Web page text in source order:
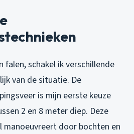
falen, schakel ik verschillende
van de situatie. De
is mijn eerste keuze
2 en 8 meter diep. Deze
manoeuvreert door bochten en